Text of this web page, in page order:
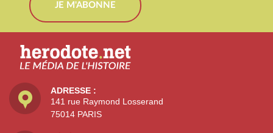
JE M'ABONNE
ADRESSE :
141 rue Raymond Losserand
75014 PARIS